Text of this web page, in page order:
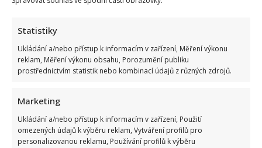
Statistiky
Ukládání a/nebo přístup k informacím v zařízení, Měření výkonu
reklam, Měření výkonu obsahu, Porozumění publiku
prostřednictvím statistik nebo kombinací údajů z různých zdrojů.
Marketing
Ukládání a/nebo přístup k informacím v zařízení, Použití
omezených údajů k výběru reklam, Vytváření profilů pro
personalizovanou reklamu, Používání profilů k výběru
vysvětlí
10
slov
bez
problému
Retro kvíz o nákupech za socialismu: Je čas
vzpomenout si, co stál rohlík a proč se stály fronty
na banány